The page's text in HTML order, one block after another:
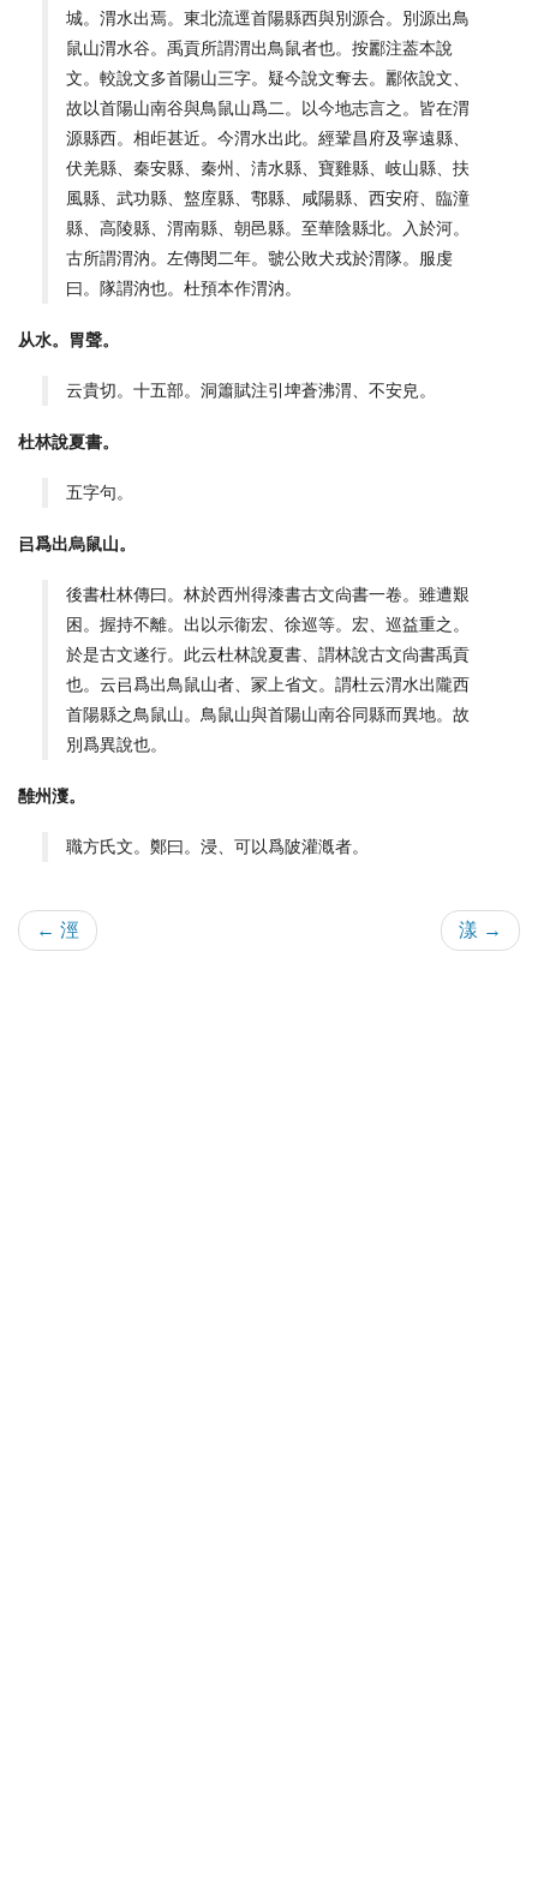
城。渭水出焉。東北流逕首陽縣西與別源合。別源出鳥
鼠山渭水谷。禹貢所謂渭出鳥鼠者也。按酈注葢本說
文。較說文多首陽山三字。疑今說文奪去。酈依說文、
故以首陽山南谷與鳥鼠山爲二。以今地志言之。皆在渭
源縣西。相歫甚近。今渭水出此。經鞏昌府及寧遠縣、
伏羌縣、秦安縣、秦州、淸水縣、寶雞縣、岐山縣、扶
風縣、武功縣、盩庢縣、鄠縣、咸陽縣、西安府、臨潼
縣、高陵縣、渭南縣、朝邑縣。至華陰縣北。入於河。
古所謂渭汭。左傳閔二年。虢公敗犬戎於渭隊。服虔
曰。隊謂汭也。杜預本作渭汭。
从水。胃聲。
云貴切。十五部。洞簫賦注引埤蒼沸渭、不安皃。
杜林說夏書。
五字句。
㠯爲出烏鼠山。
後書杜林傳曰。林於西州得漆書古文尙書一卷。雖遭艱
困。握持不離。出以示衞宏、徐巡等。宏、巡益重之。
於是古文遂行。此云杜林說夏書、謂林說古文尙書禹貢
也。云㠯爲出鳥鼠山者、冡上省文。謂杜云渭水出隴西
首陽縣之鳥鼠山。鳥鼠山與首陽山南谷同縣而異地。故
別爲異說也。
雝州濅。
職方氏文。鄭曰。浸、可以爲陂灌漑者。
← 涇 漾 →